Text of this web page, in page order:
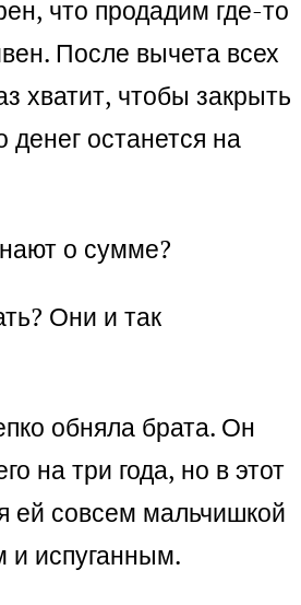
что продадим где-то
После вычета всех
хватит, чтобы закрыть
денег останется на
о сумме?
Они и так
обняла брата. Он
на три года, но в этот
ей совсем мальчишкой
испуганным.